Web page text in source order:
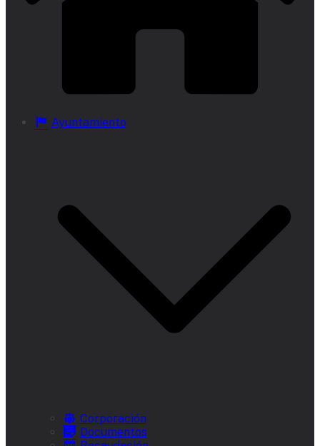
Ayuntamiento
Corporación
Documentos